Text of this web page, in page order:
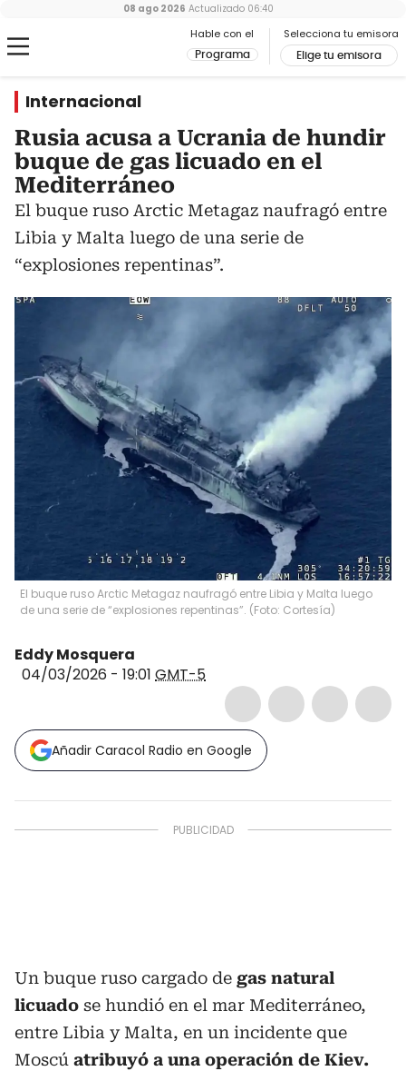
Hable con el
Programa
Selecciona tu emisora
Elige tu emisora
08 ago 2026 Actualizado 06:40
Internacional
Rusia acusa a Ucrania de hundir
buque de gas licuado en el
Mediterráneo
El buque ruso Arctic Metagaz naufragó entre
Libia y Malta luego de una serie de
“explosiones repentinas”.
El buque ruso Arctic Metagaz naufragó entre Libia y Malta luego
de una serie de “explosiones repentinas”. (Foto: Cortesía)
Eddy Mosquera
04/03/2026 - 19:01 GMT-5
Añadir Caracol Radio en Google
Un buque ruso cargado de gas natural
licuado se hundió en el mar Mediterráneo,
entre Libia y Malta, en un incidente que
Moscú atribuyó a una operación de Kiev.